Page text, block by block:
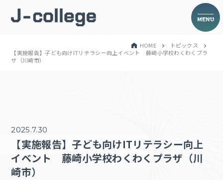
MENU
HOME
トピックス
【実施報告】子ども向けITリテラシー向上イベント 藤崎小学校わくわくプラ
ザ（川崎市）
2025.7.30
【実施報告】子ども向けITリテラシー向上
イベント 藤崎小学校わくわくプラザ（川
崎市）